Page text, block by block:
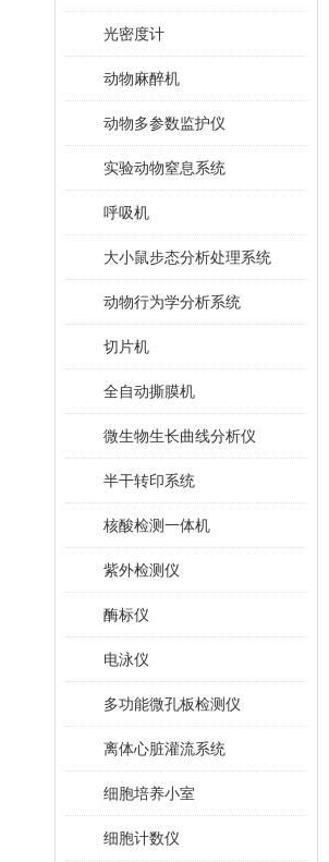
光密度计
动物麻醉机
动物多参数监护仪
实验动物窒息系统
呼吸机
大小鼠步态分析处理系统
动物行为学分析系统
切片机
全自动撕膜机
微生物生长曲线分析仪
半干转印系统
核酸检测一体机
紫外检测仪
酶标仪
电泳仪
多功能微孔板检测仪
离体心脏灌流系统
细胞培养小室
细胞计数仪